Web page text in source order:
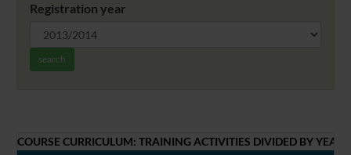
Registration year
search
COURSE CURRICULUM: TRAINING ACTIVITIES DIVIDED BY YEAR